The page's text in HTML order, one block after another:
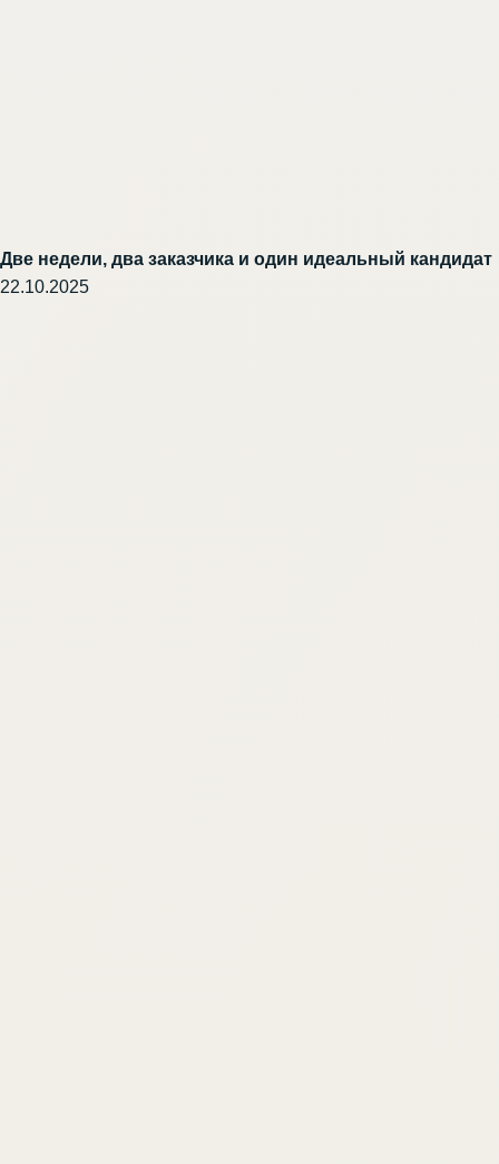
Две недели, два заказчика и один идеальный кандидат
22.10.2025